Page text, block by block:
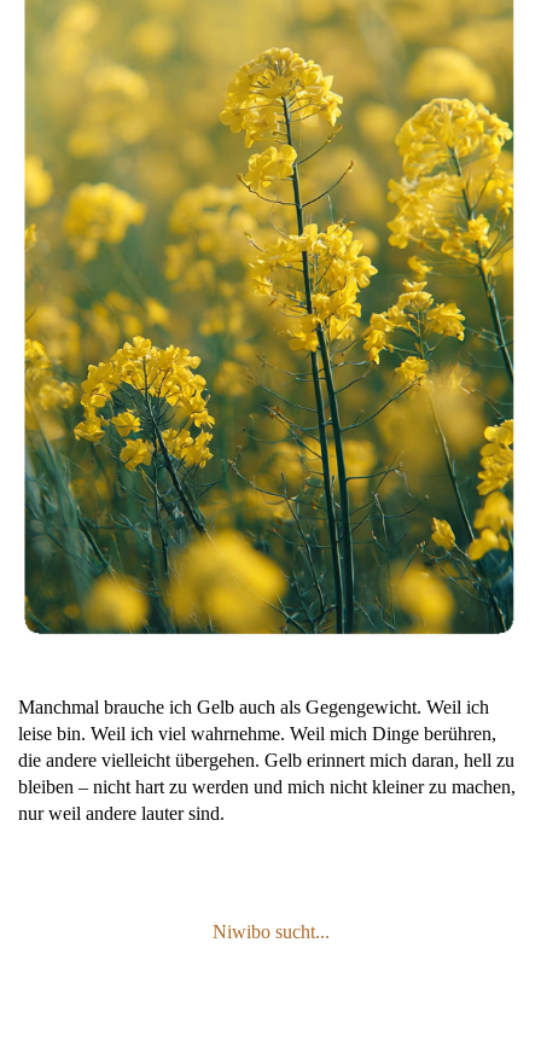
Manchmal brauche ich Gelb auch als Gegengewicht. Weil ich
leise bin. Weil ich viel wahrnehme. Weil mich Dinge berühren,
die andere vielleicht übergehen. Gelb erinnert mich daran, hell zu
bleiben – nicht hart zu werden und mich nicht kleiner zu machen,
nur weil andere lauter sind.
Niwibo sucht...